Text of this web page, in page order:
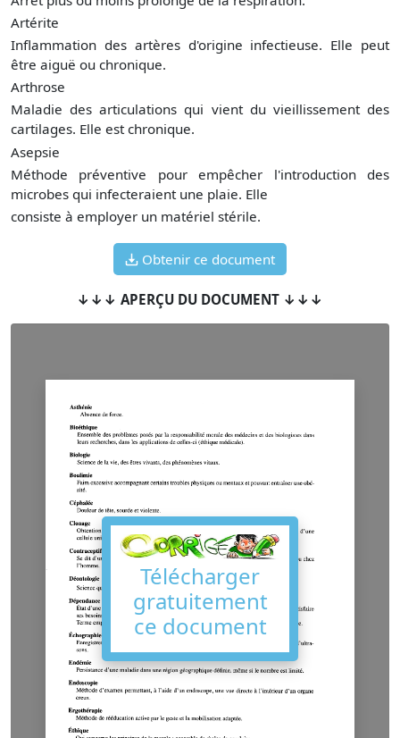
Artérite
Inflammation des artères d'origine infectieuse. Elle peut
être aiguë ou chronique.
Arthrose
Maladie des articulations qui vient du vieillissement des
cartilages. Elle est chronique.
Asepsie
Méthode préventive pour empêcher l'introduction des
microbes qui infecteraient une plaie. Elle
consiste à employer un matériel stérile.
Obtenir ce document
↓↓↓ APERÇU DU DOCUMENT ↓↓↓
Télécharger
gratuitement
ce document